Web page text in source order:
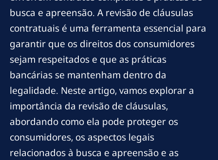
busca e apreensão. A revisão de cláusulas
contratuais é uma ferramenta essencial para
garantir que os direitos dos consumidores
sejam respeitados e que as práticas
bancárias se mantenham dentro da
legalidade. Neste artigo, vamos explorar a
importância da revisão de cláusulas,
abordando como ela pode proteger os
consumidores, os aspectos legais
relacionados à busca e apreensão e as